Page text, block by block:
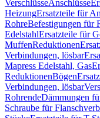
VerschlüsseAnschlüsse
HeizungErsatzteile für
RohreBefestigungen für
EdelstahlErsatzteile für
MuffenReduktionen
Verbindungen, lösbar
Mapress Edelstahl, Gas
ReduktionenBögen
Verbindungen, lösbar
RohrendeDämmungen
Schraube für